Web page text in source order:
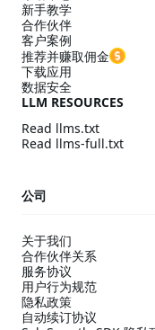
新手教学
合作伙伴
客户案例
推荐并赚取佣金
下载应用
数据安全
LLM RESOURCES
Read llms.txt
Read llms-full.txt
公司
关于我们
合作伙伴关系
服务协议
用户行为规范
隐私政策
自动续订协议